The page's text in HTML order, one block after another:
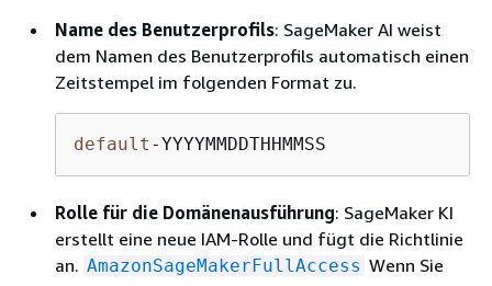
Name des Benutzerprofils: SageMaker AI weist
dem Namen des Benutzerprofils automatisch einen
Zeitstempel im folgenden Format zu.
default -YYYYMMDDTHHMMSS
Rolle für die Domänenausführung: SageMaker KI
erstellt eine neue IAM-Rolle und fügt die Richtlinie
an. AmazonSageMakerFullAccess Wenn Sie